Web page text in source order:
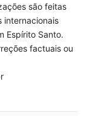
são feitas
internacionais
Espírito Santo.
factuais ou